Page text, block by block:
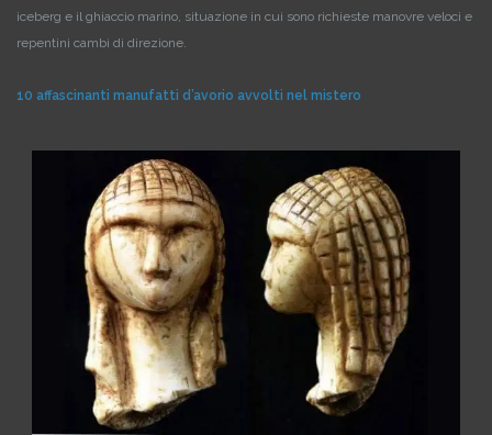
iceberg e il ghiaccio marino, situazione in cui sono richieste manovre veloci e
repentini cambi di direzione.
10 affascinanti manufatti d’avorio avvolti nel mistero